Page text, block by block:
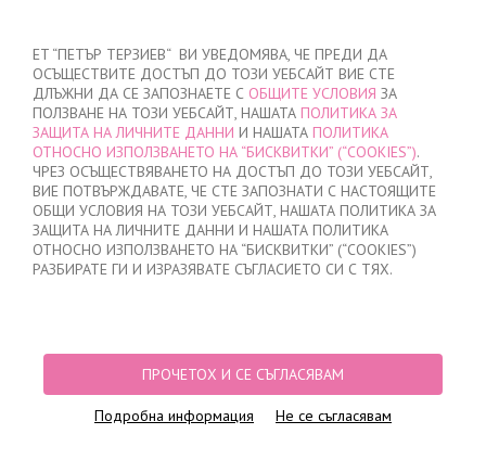
ET “ПЕТЪР ТЕРЗИЕВ“ ВИ УВЕДОМЯВА, ЧЕ ПРЕДИ ДА
ОСЪЩЕСТВИТЕ ДОСТЪП ДО ТОЗИ УЕБСАЙТ ВИЕ СТЕ
ДЛЪЖНИ ДА СЕ ЗАПОЗНАЕТЕ С ОБЩИТЕ УСЛОВИЯ ЗА
ПОЛЗВАНЕ НА ТОЗИ УЕБСАЙТ, НАШАТА ПОЛИТИКА ЗА
ЗАЩИТА НА ЛИЧНИТЕ ДАННИ И НАШАТА ПОЛИТИКА
ОТНОСНО ИЗПОЛЗВАНЕТО НА “БИСКВИТКИ” (“COOKIES”).
ЧРЕЗ ОСЪЩЕСТВЯВАНЕТО НА ДОСТЪП ДО ТОЗИ УЕБСАЙТ,
ВИЕ ПОТВЪРЖДАВАТЕ, ЧЕ СТЕ ЗАПОЗНАТИ С НАСТОЯЩИТЕ
ОБЩИ УСЛОВИЯ НА ТОЗИ УЕБСАЙТ, НАШАТА ПОЛИТИКА ЗА
ЗАЩИТА НА ЛИЧНИТЕ ДАННИ И НАШАТА ПОЛИТИКА
ОТНОСНО ИЗПОЛЗВАНЕТО НА “БИСКВИТКИ” (“COOKIES”)
РАЗБИРАТЕ ГИ И ИЗРАЗЯВАТЕ СЪГЛАСИЕТО СИ С ТЯХ.
ПРОЧЕТОХ И СЕ СЪГЛАСЯВАМ
Подробна информация Не се съгласявам
МОЯТА ПОРЪЧКА
няма добавени продукти
НАЧАЛО / МЪЖКО / БОКСЕРКИ / ВЪТРЕШЕН ЛАСТИК /
МЪЖКИ БОКСЕРКИ
ВЪТРЕШЕН ЛАСТИК, 0503, СИВО